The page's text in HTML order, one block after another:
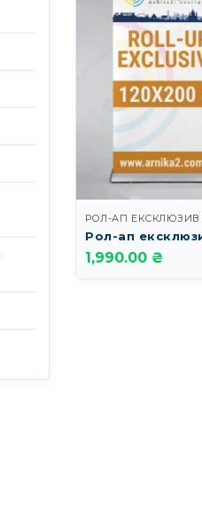
РОЛ-АП ЕКСКЛЮЗИВ
Рол-ап
1,990.00 ₴